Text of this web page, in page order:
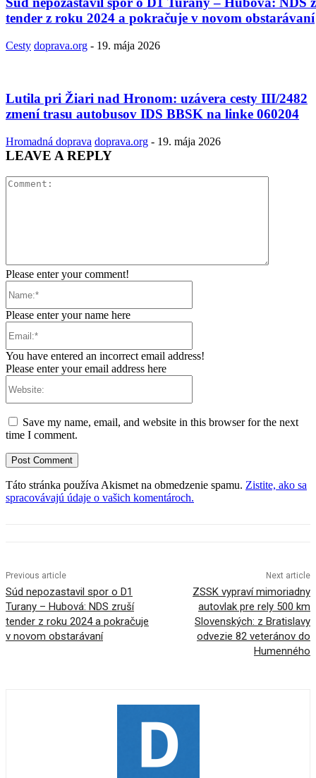
tender z roku 2024 a pokračuje v novom obstarávaní
Cesty doprava.org - 19. mája 2026
Lutila pri Žiari nad Hronom: uzávera cesty III/2482
zmení trasu autobusov IDS BBSK na linke 060204
Hromadná doprava doprava.org - 19. mája 2026
LEAVE A REPLY
Please enter your comment!
Please enter your name here
You have entered an incorrect email address!
Please enter your email address here
Save my name, email, and website in this browser for the next
time I comment.
Táto stránka používa Akismet na obmedzenie spamu. Zistite, ako sa
spracovávajú údaje o vašich komentároch.
Previous article
Súd nepozastavil spor o D1
Turany – Hubová: NDS zruší
tender z roku 2024 a pokračuje
v novom obstarávaní
Next article
ZSSK vypraví mimoriadny
autovlak pre rely 500 km
Slovenských: z Bratislavy
odvezie 82 veteránov do
Humenného